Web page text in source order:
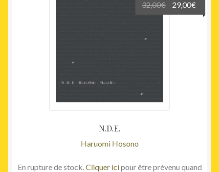
N.D.E.
Haruomi Hosono
32,00€
Le
prix
29,00€
prix
En rupture de stock. Cliquer icipour être prévenu quand